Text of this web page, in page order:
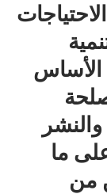
الأساس
ما
من